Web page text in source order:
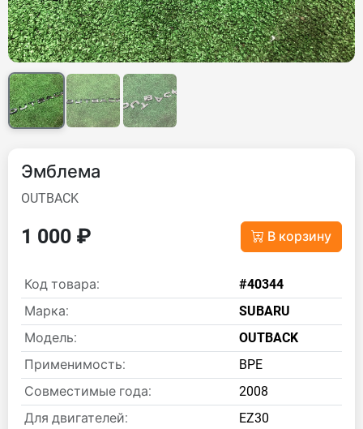
Эмблема
OUTBACK
1 000 ₽ В корзину
Код товара:
#40344
Марка:
SUBARU
Модель:
OUTBACK
Применимость:
BPE
Совместимые года:
2008
Для двигателей:
EZ30